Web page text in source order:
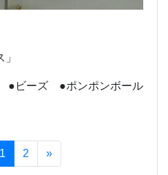
ビーズ ●ポンポンボール
1 2 »